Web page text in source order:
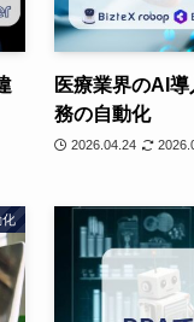
医療業界のAI
務の自動化
2026.04.24
化